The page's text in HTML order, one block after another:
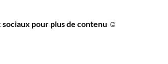
pour plus de contenu ☺️